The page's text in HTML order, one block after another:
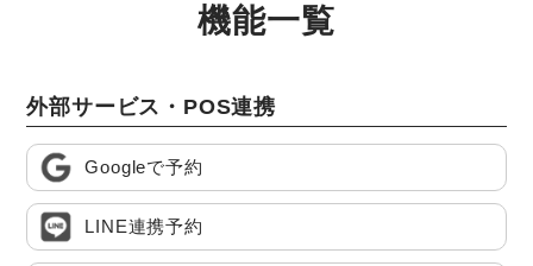
機能一覧
外部サービス・POS連携
Googleで予約
LINE連携予約